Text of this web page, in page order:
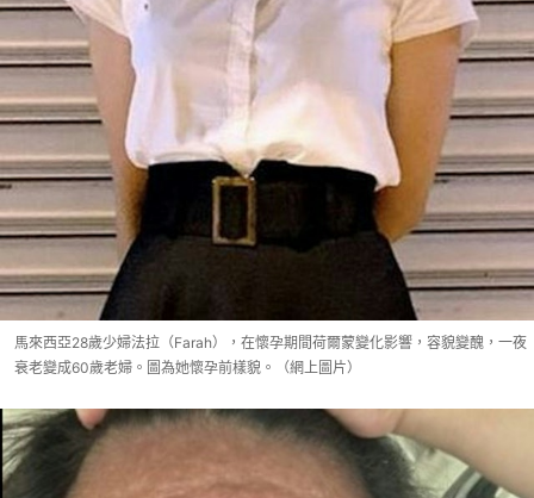
馬來西亞28歲少婦法拉（Farah），在懷孕期間荷爾蒙變化影響，容貌變醜，一夜
衰老變成60歲老婦。圖為她懷孕前樣貌。（網上圖片）